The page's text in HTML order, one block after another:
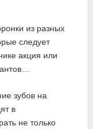
из разных
следует
акция или
зубов на
в
не только